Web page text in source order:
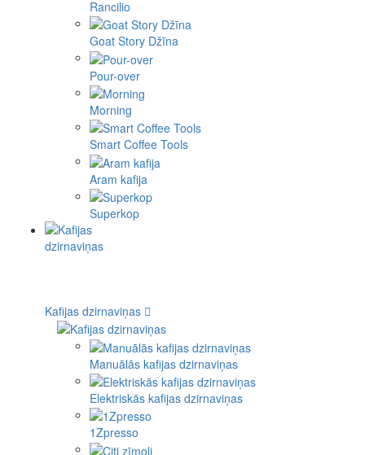
Rancilio
Goat Story Džīna
Pour-over
Morning
Smart Coffee Tools
Aram kafija
Superkop
Kafijas dzirnaviņas
Manuālās kafijas dzirnaviņas
Elektriskās kafijas dzirnaviņas
1Zpresso